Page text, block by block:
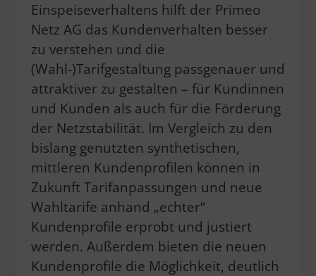
Einspeiseverhaltens hilft der Primeo
Netz AG das Kundenverhalten besser
zu verstehen und die
(Wahl-)Tarifgestaltung passgenauer und
attraktiver zu gestalten – für Kundinnen
und Kunden als auch für die Förderung
der Netzstabilität. Im Vergleich zu den
bislang genutzten synthetischen,
mittleren Kundenprofilen können in
Zukunft Tarifanpassungen und neue
Wahltarife anhand „echter“
Kundenprofile erprobt und justiert
werden. Außerdem bieten die neuen
Kundenprofile die Möglichkeit, deutlich